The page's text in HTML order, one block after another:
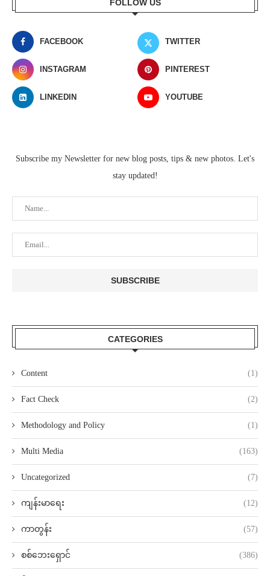
FOLLOW US
FACEBOOK TWITTER
INSTAGRAM PINTEREST
LINKEDIN YOUTUBE
Subscribe my Newsletter for new blog posts, tips & new photos. Let's
stay updated!
CATEGORIES
Content (1)
Fact Check (2)
Methodology and Policy (1)
Multi Media (163)
Uncategorized (7)
ကျန်းမာရေး (12)
ကာတွန်း (57)
စစ်ဘေးရှောင် (386)